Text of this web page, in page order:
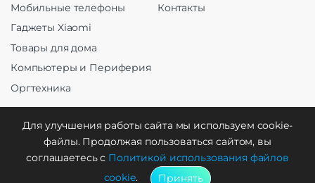
Мобильные телефоны
Гаджеты Xiaomi
Товары для дома
Компьютеры и Периферия
Оргтехника
Контакты
Создание и продвижение
Для улучшения работы сайта мы используем cookie-
файлы. Продолжая пользоваться сайтом, вы
соглашаетесь с Политикой использования файлов
cookie. Принять